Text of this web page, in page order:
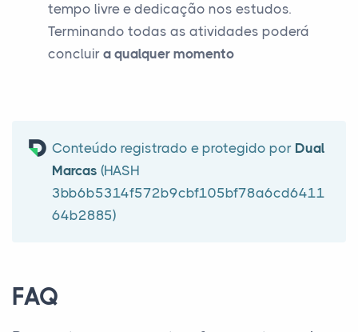
tempo livre e dedicação nos estudos.
Terminando todas as atividades poderá
concluir a qualquer momento
Conteúdo registrado e protegido por Dual
Marcas (HASH
3bb6b5314f572b9cbf105bf78a6cd6411
64b2885)
FAQ